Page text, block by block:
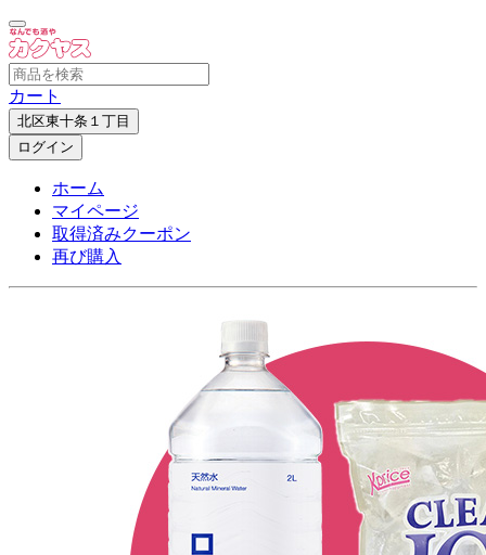
カート
北区東十条１丁目
ログイン
ホーム
マイページ
取得済みクーポン
再び購入